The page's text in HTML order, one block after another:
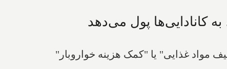
برای یکبار به نام "تخفیف مواد غذایی" یا "کمک هزینه خواروبار"